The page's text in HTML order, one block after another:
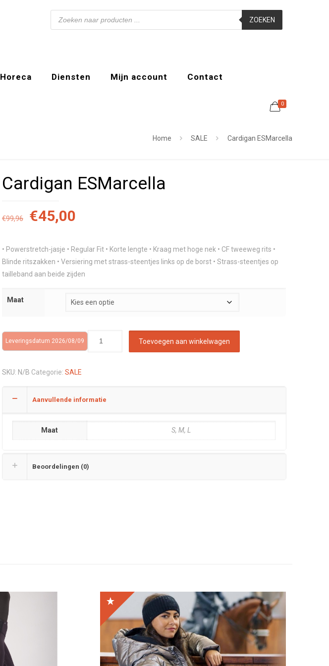
Horeca Diensten Mijn account Contact
Producten
zoeken
ZOEKEN
0
Home SALE Cardigan ESMarcella
Cardigan ESMarcella
€99,96
Oorspronkelijke
was:
€99,96.
€45,00Huidige
is:
€45,00.
• Powerstretch-jasje • Regular Fit • Korte lengte • Kraag met hoge nek • CF tweeweg rits •
Blinde ritszakken • Versiering met strass-steentjes links op de borst • Strass-steentjes op
tailleband aan beide zijden
Maat
Leveringsdatum 2026/08/09 Toevoegen aan winkelwagen
SKU: N/B Categorie: SALE
Aanvullende informatie
Maat S, M, L
Beoordelingen (0)